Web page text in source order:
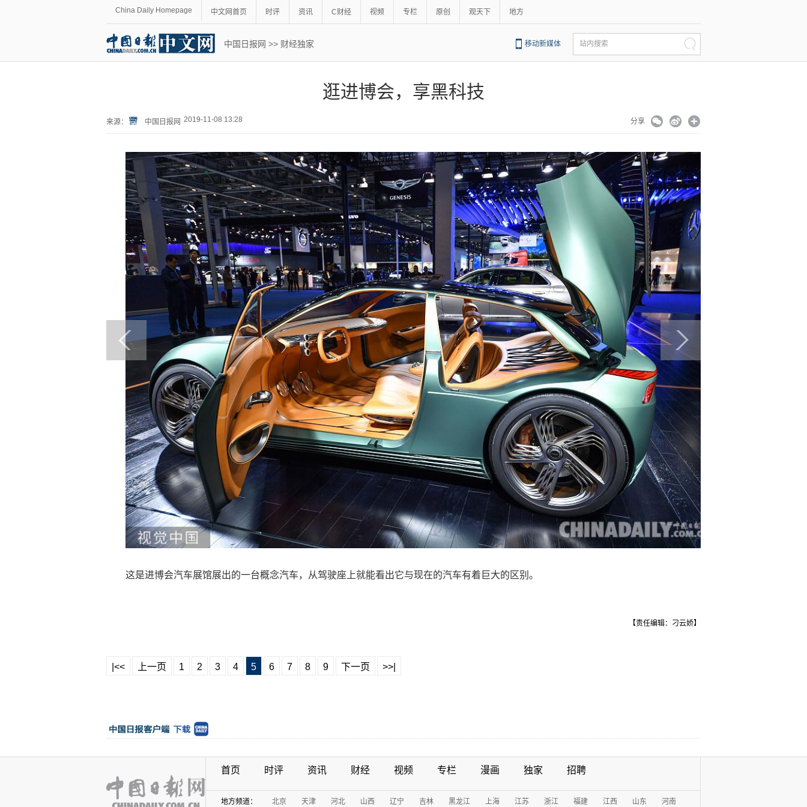
China Daily Homepage 中文网首页 时评 资讯 C财经 视频 专栏 原创 观天下 地方
中国日报网 >> 财经独家 移动新媒体 站内搜索
逛进博会，享黑科技
来源： 中国日报网 2019-11-08 13:28 分享
这是进博会汽车展馆展出的一台概念汽车，从驾驶座上就能看出它与现在的汽车有着巨大的区别。
【责任编辑：刁云娇】
|<< 上一页 1 2 3 4 5 6 7 8 9 下一页 >>|
首页 时评 资讯 财经 视频 专栏 漫画 独家 招聘
地方频道： 北京 天津 河北 山西 辽宁 吉林 黑龙江 上海 江苏 浙江 福建 江西 山东 河南